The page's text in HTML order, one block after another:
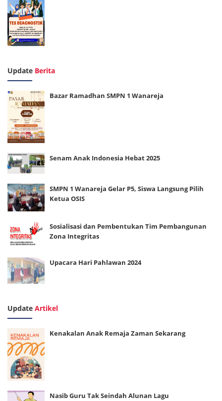
Update Berita
Bazar Ramadhan SMPN 1 Wanareja
Senam Anak Indonesia Hebat 2025
SMPN 1 Wanareja Gelar P5, Siswa Langsung Pilih
Ketua OSIS
Sosialisasi dan Pembentukan Tim Pembangunan
Zona Integritas
Upacara Hari Pahlawan 2024
Update Artikel
Kenakalan Anak Remaja Zaman Sekarang
Nasib Guru Tak Seindah Alunan Lagu